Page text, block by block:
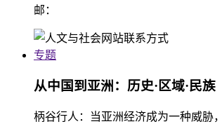
邮：
专题
从中国到亚洲：历史·区域·民族
柄谷行人：当亚洲经济成为一种威胁